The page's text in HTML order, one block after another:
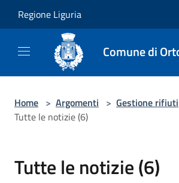
Regione Liguria
Comune di
Home > Argomenti > Gestione rifiuti
Tutte le notizie (6)
Tutte le notizie (6)